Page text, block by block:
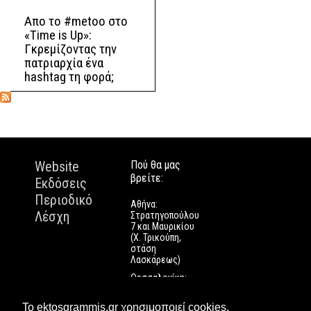
Το ektosgrammis.gr χρησιμοποιεί cookies.
Απο το #metoo στο
«Τime is Up»:
Γκρεμίζοντας την
πατριαρχία ένα
hashtag τη φορά;
Website
Εκδόσεις
Περιοδικό
Λέσχη
Πού θα μας
βρείτε:
Αθήνα:
Στρατηγοπούλου
7 και Μαυρικίου
(Χ. Τρικούπη,
στάση
Λασκάρεως)
Θεσσαλονίκη:
Πάτρα: Τριών